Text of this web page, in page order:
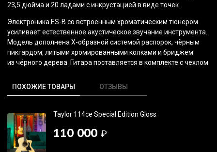
23,5 дюйма и 20 ладами с инкрустацией в виде точек.
Электроника ES-B со встроенным хроматическим тюнером
усиливает естественное акустическое звучание инструмента.
Модель дополнена X-образной системой распорок, чёрным
пикгардом, литыми хромированными колками и бриджем
из чёрного дерева. Гитара поставляется в комплекте с чехлом.
ПОХОЖИЕ ТОВАРЫ ОТЗЫВЫ
Taylor 114ce Special Edition Gloss
110 000 ₽